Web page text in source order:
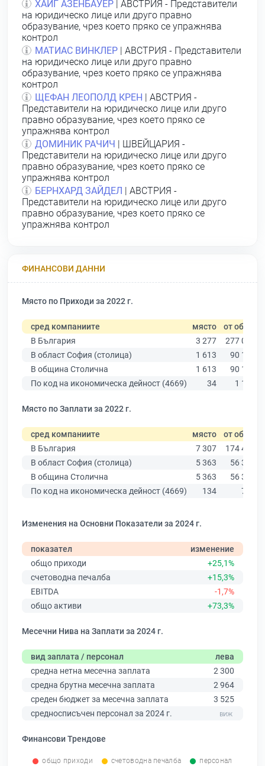
ХАЙГ АЗЕНБАУЕР | АВСТРИЯ - Представители
на юридическо лице или друго правно
образувание, чрез което пряко се упражнява
контрол
МАТИАС ВИНКЛЕР | АВСТРИЯ - Представители
на юридическо лице или друго правно
образувание, чрез което пряко се упражнява
контрол
ЩЕФАН ЛЕОПОЛД КРЕН
| АВСТРИЯ -
Представители на юридическо лице или друго
правно образувание, чрез което пряко се
упражнява контрол
ДОМИНИК РАЧИЧ
| ШВЕЙЦАРИЯ -
Представители на юридическо лице или друго
правно образувание, чрез което пряко се
упражнява контрол
БЕРНХАРД ЗАЙДЕЛ
| АВСТРИЯ -
Представители на юридическо лице или друго
правно образувание, чрез което пряко се
упражнява контрол
ФИНАНСОВИ ДАННИ
Място по Приходи за 2022 г.
сред компаниите място от общо
В България
3 277
277 019
В област София (столица)
1 613
90 178
В община Столична
1 613
90 178
По код на икономическа дейност (4669)
34 1 133
Място по Заплати за 2022 г.
сред компаниите място от общо
В България
7 307
174 403
В област София (столица)
5 363
56 378
В община Столична
5 363
56 378
По код на икономическа дейност (4669)
134 784
Изменения на Основни Показатели за 2024 г.
показател
изменение
общо приходи
+25,1%
счетоводна печалба
+15,3%
EBITDA
-1,7%
общо активи
+73,3%
Месечни Нива на Заплати за 2024 г.
вид заплата / персонал
лева
средна нетна месечна заплата
2 300
средна брутна месечна заплата
2 964
среден бюджет за месечна заплата
3 525
средносписъчен персонал за 2024 г.
Финансови Трендове
общо приходи счетоводна печалба персонал